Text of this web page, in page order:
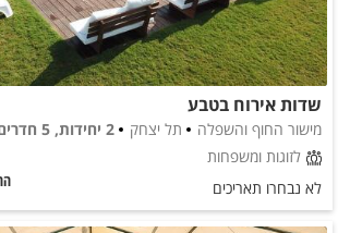
שדות אירוח בטבע
מישור החוף והשפלה תל יצחק
2 יחידות, 5 חדרים
לזוגות ומשפחות
לא נבחרו תאריכים